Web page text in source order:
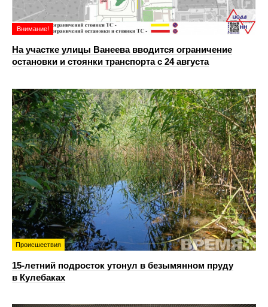
Внимание!
На участке улицы Ванеева вводится ограничение
остановки и стоянки транспорта с 24 августа
Происшествия
15-летний подросток утонул в безымянном пруду
в Кулебаках